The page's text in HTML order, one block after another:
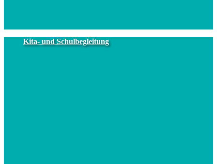
Kita- und Schulbegleitung